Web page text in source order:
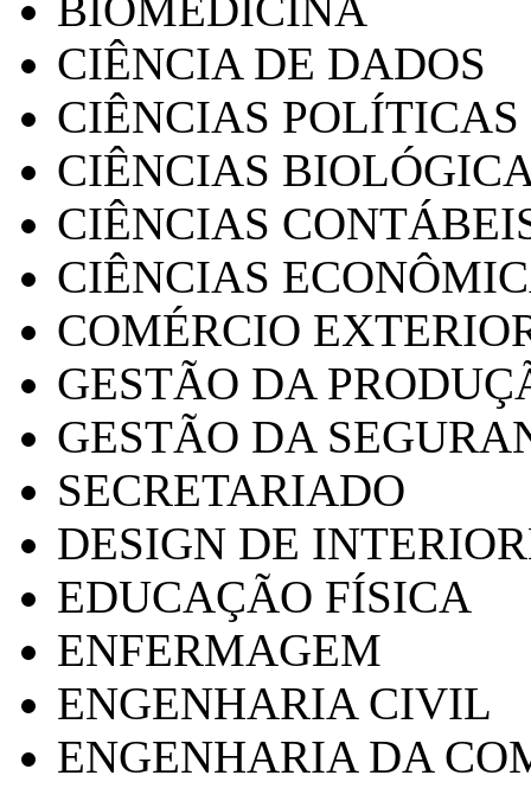
CIÊNCIA DE DADOS
CIÊNCIAS POLÍTICAS
CIÊNCIAS
CIÊNCIAS
CIÊNCIAS
COMÉRCIO
GESTÃO DA
GESTÃO DA
SECRETARIADO
DESIGN DE
EDUCAÇÃO FÍSICA
ENFERMAGEM
ENGENHARIA CIVIL
ENGENHARIA DA